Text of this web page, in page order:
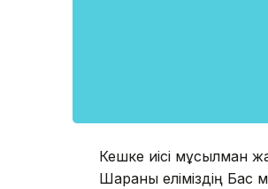
Кешке иісі мұсылман
Шараны еліміздің Бас